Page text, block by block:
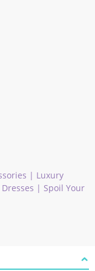
| Luxury
| Spoil Your